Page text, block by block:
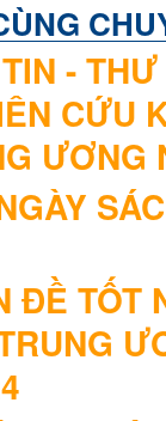
-
CỨU
ƯƠNG
ĐỀ TỐT